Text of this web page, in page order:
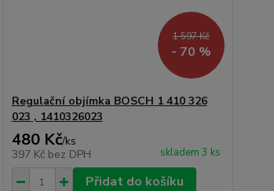
1 597 Kč
- 70 %
Regulační objímka BOSCH 1 410 326
023 , 1410326023
480 Kč/ks
397 Kč bez DPH skladem 3 ks
Přidat do košíku